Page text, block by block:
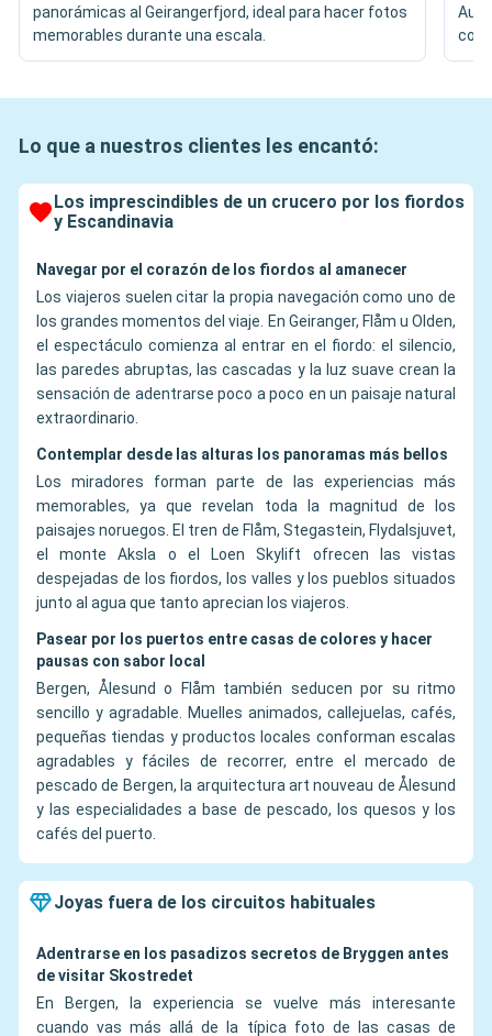
panorámicas al Geirangerfjord, ideal para hacer fotos
memorables durante una escala.
con
Lo que a nuestros clientes les encantó:
Los imprescindibles de un crucero por los fiordos
y Escandinavia
Navegar por el corazón de los fiordos al amanecer
Los viajeros suelen citar la propia navegación como uno de
los grandes momentos del viaje. En Geiranger, Flåm u Olden,
el espectáculo comienza al entrar en el fiordo: el silencio,
las paredes abruptas, las cascadas y la luz suave crean la
sensación de adentrarse poco a poco en un paisaje natural
extraordinario.
Contemplar desde las alturas los panoramas más bellos
Los miradores forman parte de las experiencias más
memorables, ya que revelan toda la magnitud de los
paisajes noruegos. El tren de Flåm, Stegastein, Flydalsjuvet,
el monte Aksla o el Loen Skylift ofrecen las vistas
despejadas de los fiordos, los valles y los pueblos situados
junto al agua que tanto aprecian los viajeros.
Pasear por los puertos entre casas de colores y hacer
pausas con sabor local
Bergen, Ålesund o Flåm también seducen por su ritmo
sencillo y agradable. Muelles animados, callejuelas, cafés,
pequeñas tiendas y productos locales conforman escalas
agradables y fáciles de recorrer, entre el mercado de
pescado de Bergen, la arquitectura art nouveau de Ålesund
y las especialidades a base de pescado, los quesos y los
cafés del puerto.
Joyas fuera de los circuitos habituales
Adentrarse en los pasadizos secretos de Bryggen antes
de visitar Skostredet
En Bergen, la experiencia se vuelve más interesante
cuando vas más allá de la típica foto de las casas de